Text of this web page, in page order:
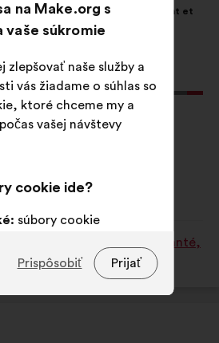
un environnement rassurant et
Tento
bol
179 hlasov
Neutrálny
návrh
kvalifikovaný:
:krát
améliorer ensemble la santé,
être ?
na Make.org s
vaše súkromie
zlepšovať naše služby a
vás žiadame o súhlas so
ktoré chceme my a
vašej návštevy
cookie ide?
súbory cookie
Prijať
Prispôsobiť